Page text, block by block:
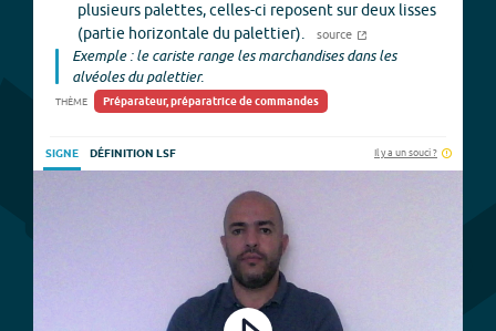
plusieurs palettes, celles-ci reposent sur deux lisses
(partie horizontale du palettier).
source
Exemple : le cariste range les marchandises dans les
alvéoles du palettier.
THÈME Préparateur, préparatrice de commandes
SIGNE DÉFINITION LSF Il y a un souci ?